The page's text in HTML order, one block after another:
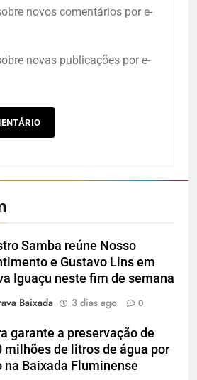
novos comentários por e-
novas publicações por e-
Samba reúne Nosso
e Gustavo Lins em
Iguaçu neste fim de semana
Baixada
3 dias ago 0
garante a preservação de
milhões de litros de água por
na Baixada Fluminense